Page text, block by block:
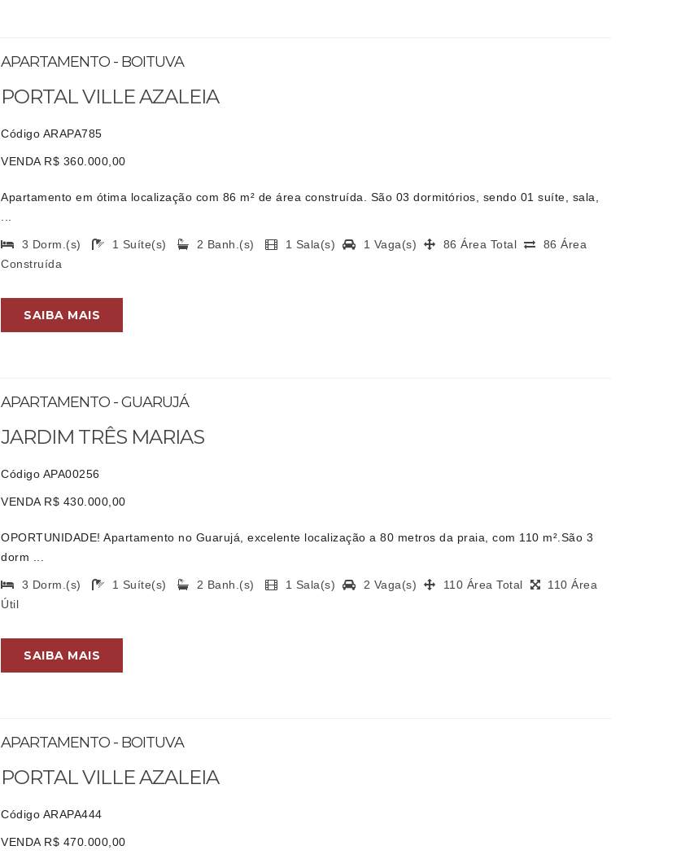
APARTAMENTO - BOITUVA
PORTAL VILLE AZALEIA
Código ARAPA785
VENDA R$ 360.000,00
Apartamento em ótima localização com 86 m² de área construída. São 03 dormitórios, sendo 01 suíte, sala,
...
3 Dorm.(s) 1 Suíte(s) 2 Banh.(s) 1 Sala(s) 1 Vaga(s) 86 Área Total
86 Área
Construída
SAIBA MAIS
APARTAMENTO - GUARUJÁ
JARDIM TRÊS MARIAS
Código APA00256
VENDA R$ 430.000,00
OPORTUNIDADE! Apartamento no Guarujá, excelente localização a 80 metros da praia, com 110 m².São 3
dorm ...
3 Dorm.(s) 1 Suíte(s) 2 Banh.(s) 1 Sala(s) 2 Vaga(s) 110 Área Total
110 Área
Útil
SAIBA MAIS
APARTAMENTO - BOITUVA
PORTAL VILLE AZALEIA
Código ARAPA444
VENDA R$ 470.000,00